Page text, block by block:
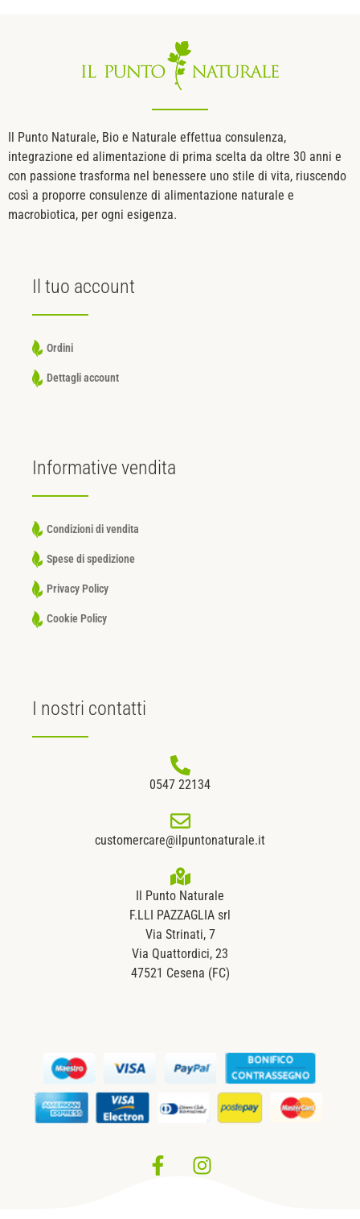
Il Punto Naturale, Bio e Naturale effettua consulenza,
integrazione ed alimentazione di prima scelta da oltre 30 anni e
con passione trasforma nel benessere uno stile di vita, riuscendo
così a proporre consulenze di alimentazione naturale e
macrobiotica, per ogni esigenza.
Il tuo account
Ordini
Dettagli account
Informative vendita
Condizioni di vendita
Spese di spedizione
Privacy Policy
Cookie Policy
I nostri contatti
0547 22134
customercare@ilpuntonaturale.it
Il Punto Naturale
F.LLI PAZZAGLIA srl
Via Strinati, 7
Via Quattordici, 23
47521 Cesena (FC)